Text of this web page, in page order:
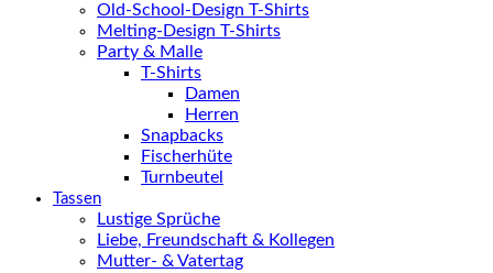
Old-School-Design T-Shirts
Melting-Design T-Shirts
Party & Malle
T-Shirts
Damen
Herren
Snapbacks
Fischerhüte
Turnbeutel
Tassen
Lustige Sprüche
Liebe, Freundschaft & Kollegen
Mutter- & Vatertag